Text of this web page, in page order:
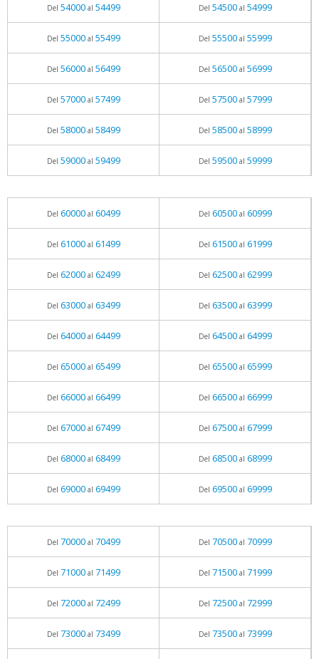
Del 54000al 54499 Del 54500al 54999
Del 55000al 55499 Del 55500al 55999
Del 56000al 56499 Del 56500al 56999
Del 57000al 57499 Del 57500al 57999
Del 58000al 58499 Del 58500al 58999
Del 59000al 59499 Del 59500al 59999
Del 60000al 60499 Del 60500al 60999
Del 61000al 61499 Del 61500al 61999
Del 62000al 62499 Del 62500al 62999
Del 63000al 63499 Del 63500al 63999
Del 64000al 64499 Del 64500al 64999
Del 65000al 65499 Del 65500al 65999
Del 66000al 66499 Del 66500al 66999
Del 67000al 67499 Del 67500al 67999
Del 68000al 68499 Del 68500al 68999
Del 69000al 69499 Del 69500al 69999
Del 70000al 70499 Del 70500al 70999
Del 71000al 71499 Del 71500al 71999
Del 72000al 72499 Del 72500al 72999
Del 73000al 73499 Del 73500al 73999